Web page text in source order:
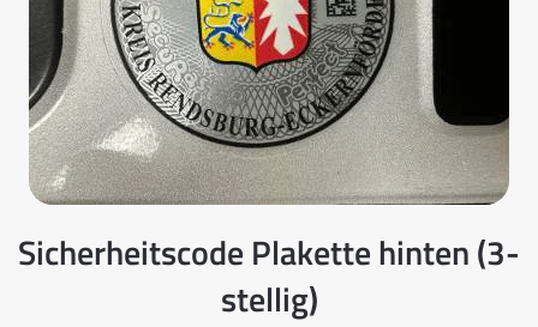
Sicherheitscode Plakette hinten (3-
stellig)